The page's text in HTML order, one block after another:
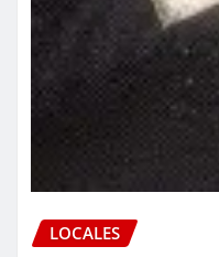
LOCALES